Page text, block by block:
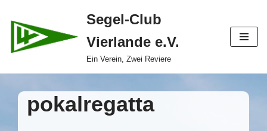
Zum
Inhalt
Segel-Club
Vierlande e.V.
Ein Verein, Zwei Reviere
pokalregatta